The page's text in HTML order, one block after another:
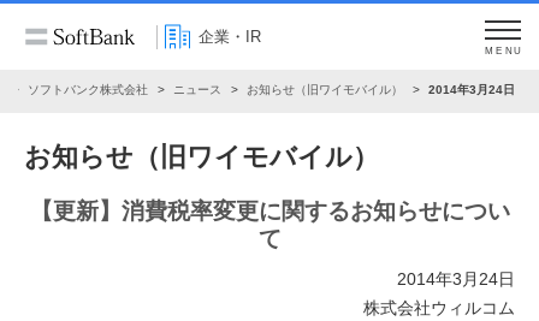
企業・IR
MENU
ソフトバンク株式会社 ニュース お知らせ（旧ワイモバイル） 2014年3月24日
お知らせ（旧ワイモバイル）
【更新】消費税率変更に関するお知らせについ
て
2014年3月24日
株式会社ウィルコム